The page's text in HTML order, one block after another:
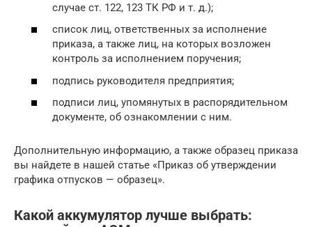
случае ст. 122, 123 ТК РФ и т. д.);
список лиц, ответственных за исполнение
приказа, а также лиц, на которых возложен
контроль за исполнением поручения;
подпись руководителя предприятия;
подписи лиц, упомянутых в распорядительном
документе, об ознакомлении с ним.
Дополнительную информацию, а также образец приказа
вы найдете в нашей статье «Приказ об утверждении
графика отпусков — образец».
Какой аккумулятор лучше выбрать: